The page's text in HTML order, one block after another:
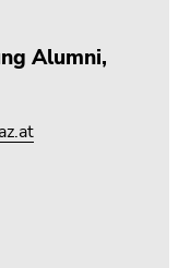
Alumni,